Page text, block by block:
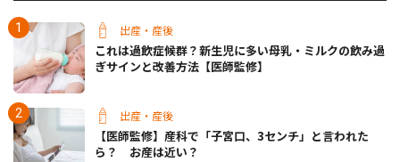
出産・産後
これは過飲症候群？新生児に多い母乳・ミルクの飲み過
ぎサインと改善方法【医師監修】
出産・産後
【医師監修】産科で「子宮口、3センチ」と言われた
ら？ お産は近い？